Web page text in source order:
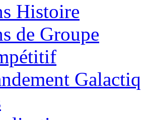
Histoire
de Groupe